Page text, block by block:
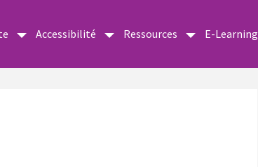
Accessibilité Ressources E-Learning